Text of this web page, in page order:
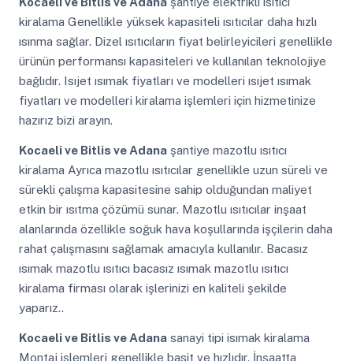
kiralama Genellikle yüksek kapasiteli ısıtıcılar daha hızlı
ısınma sağlar. Dizel ısıtıcıların fiyat belirleyicileri genellikle
ürünün performansı kapasiteleri ve kullanılan teknolojiye
bağlıdır. Isıjet ısımak fiyatları ve modelleri ısıjet ısımak
fiyatları ve modelleri kiralama işlemleri için hizmetinize
hazırız bizi arayın.
Kocaeli ve Bitlis ve Adanaşantiye mazotlu ısıtıcı
kiralama Ayrıca mazotlu ısıtıcılar genellikle uzun süreli ve
sürekli çalışma kapasitesine sahip olduğundan maliyet
etkin bir ısıtma çözümü sunar. Mazotlu ısıtıcılar inşaat
alanlarında özellikle soğuk hava koşullarında işçilerin daha
rahat çalışmasını sağlamak amacıyla kullanılır. Bacasız
ısımak mazotlu ısıtıcı bacasız ısımak mazotlu ısıtıcı
kiralama firması olarak işlerinizi en kaliteli şekilde
yaparız..
Kocaeli ve Bitlis ve Adanasanayi tipi isımak kiralama
Montaj işlemleri genellikle basit ve hızlıdır. İnşaatta